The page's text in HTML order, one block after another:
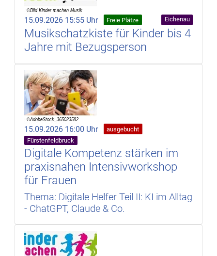
15.09.2026 15:55 Uhr Freie Plätze Eichenau
Musikschatzkiste für Kinder bis 4
Jahre mit Bezugsperson
15.09.2026 16:00 Uhr
ausgebucht
Fürstenfeldbruck
Digitale Kompetenz stärken im
praxisnahen Intensivworkshop
für Frauen
Thema: Digitale Helfer Teil II: KI im Alltag
- ChatGPT, Claude & Co.